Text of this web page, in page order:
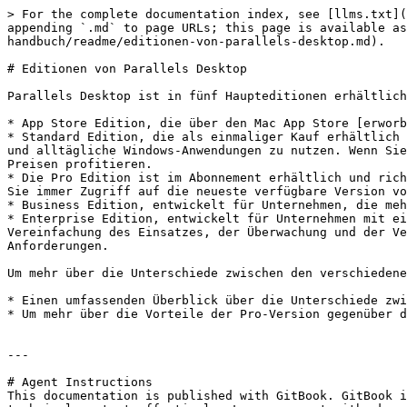
> For the complete documentation index, see
appending `.md` to page URLs; this page is available
handbuch/readme/editionen-von-parallels-desktop.md).
# Editionen von Parallels Desktop
Parallels Desktop ist in fünf Haupteditionen
* App Store Edition, die über den Mac App Store
* Standard Edition, die als einmaliger Kauf erhältlich
und alltägliche Windows-Anwendungen zu nutzen.
Preisen profitieren.
* Die Pro Edition ist im Abonnement erhältlich und
Sie immer Zugriff auf die neueste verfügbare Version
* Business Edition, entwickelt für Unternehmen, die
* Enterprise Edition, entwickelt für Unternehmen mit
Vereinfachung des Einsatzes, der Überwachung und
Anforderungen.
Um mehr über die Unterschiede zwischen den
* Einen umfassenden Überblick über die Unterschiede
* Um mehr über die Vorteile der Pro-Version
---
# Agent Instructions
This documentation is published with GitBook. GitBook